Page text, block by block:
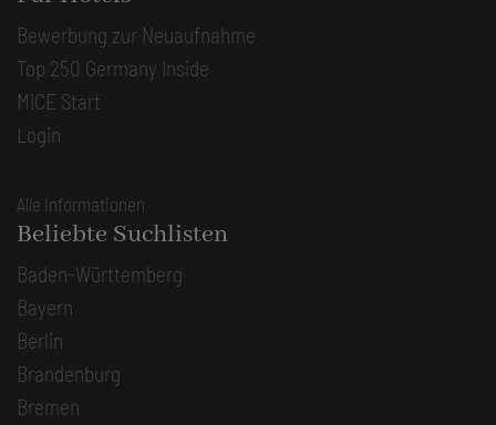
Bewerbung zur Neuaufnahme
Top 250 Germany Inside
MICE Start
Login
Alle Informationen
Beliebte Suchlisten
Baden-Württemberg
Bayern
Berlin
Brandenburg
Bremen